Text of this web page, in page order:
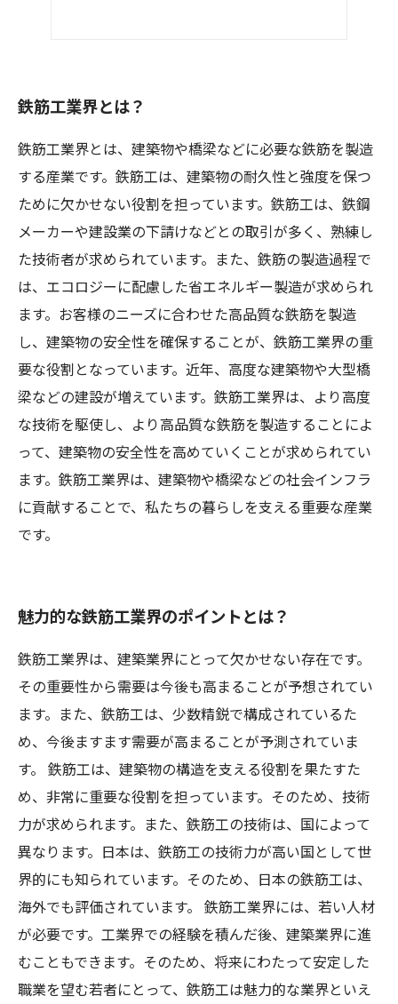
鉄筋工業界とは？
鉄筋工業界とは、建築物や橋梁などに必要な鉄筋を製造
する産業です。鉄筋工は、建築物の耐久性と強度を保つ
ために欠かせない役割を担っています。鉄筋工は、鉄鋼
メーカーや建設業の下請けなどとの取引が多く、熟練し
た技術者が求められています。また、鉄筋の製造過程で
は、エコロジーに配慮した省エネルギー製造が求められ
ます。お客様のニーズに合わせた高品質な鉄筋を製造
し、建築物の安全性を確保することが、鉄筋工業界の重
要な役割となっています。近年、高度な建築物や大型橋
梁などの建設が増えています。鉄筋工業界は、より高度
な技術を駆使し、より高品質な鉄筋を製造することによ
って、建築物の安全性を高めていくことが求められてい
ます。鉄筋工業界は、建築物や橋梁などの社会インフラ
に貢献することで、私たちの暮らしを支える重要な産業
です。
魅力的な鉄筋工業界のポイントとは？
鉄筋工業界は、建築業界にとって欠かせない存在です。
その重要性から需要は今後も高まることが予想されてい
ます。また、鉄筋工は、少数精鋭で構成されているた
め、今後ますます需要が高まることが予測されていま
す。 鉄筋工は、建築物の構造を支える役割を果たすた
め、非常に重要な役割を担っています。そのため、技術
力が求められます。また、鉄筋工の技術は、国によって
異なります。日本は、鉄筋工の技術力が高い国として世
界的にも知られています。そのため、日本の鉄筋工は、
海外でも評価されています。 鉄筋工業界には、若い人材
が必要です。工業界での経験を積んだ後、建築業界に進
むこともできます。そのため、将来にわたって安定した
職業を望む若者にとって、鉄筋工は魅力的な業界といえ